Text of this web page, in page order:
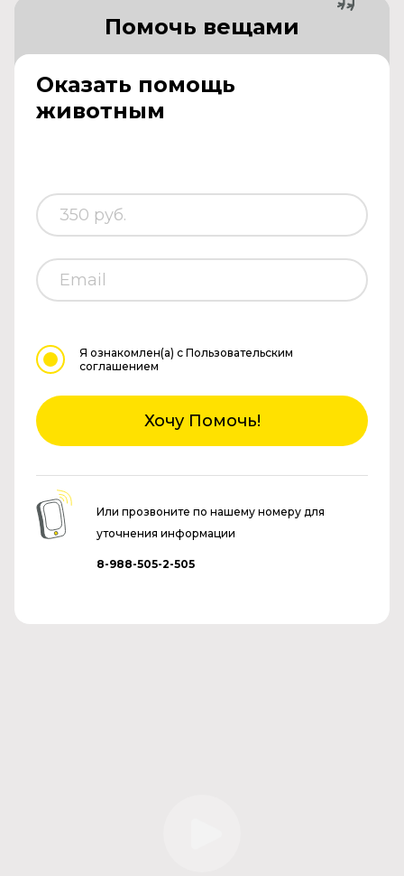
Оказать помощь
животным
Помочь вещами
Я ознакомлен(а) с Пользовательским
соглашением
Хочу Помочь!
Или прозвоните по нашему номеру для
уточнения информации
8-988-505-2-505